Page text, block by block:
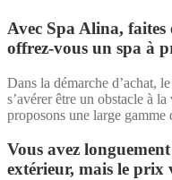
Avec Spa Alina, faites
offrez-vous un spa à
Dans la démarche d’achat,
s’avérer être un obstacle à
proposons une large gamme
Vous avez
extérieur, mais le prix